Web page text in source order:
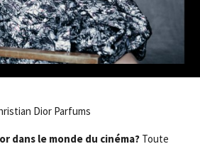
Dior Parfums
dans le monde du cinéma? Toute